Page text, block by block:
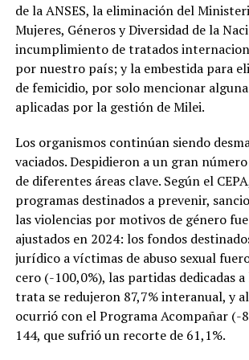
de la ANSES, la eliminación del
Mujeres, Géneros y Diversidad de la
incumplimiento de tratados
por nuestro país; y la embestida para
de femicidio, por solo mencionar
aplicadas por la gestión de Milei.
Los organismos continúan siendo
vaciados. Despidieron a un gran
de diferentes áreas clave. Según el
programas destinados a prevenir,
las violencias por motivos de género
ajustados en 2024: los fondos
jurídico a víctimas de abuso sexual
cero (-100,0%), las partidas dedicadas
trata se redujeron 87,7% interanual, y
ocurrió con el Programa Acompañar (-
144, que sufrió un recorte de 61,1%.